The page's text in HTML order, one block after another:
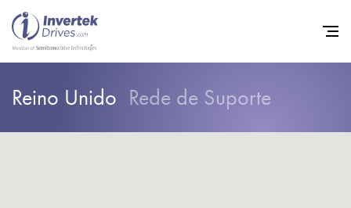
Reino Unido Rede de Suporte
Início
Inversores de frequência